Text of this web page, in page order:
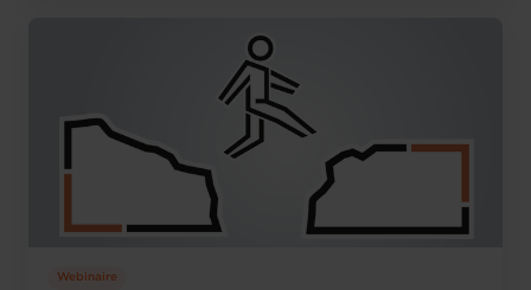
Webinaire